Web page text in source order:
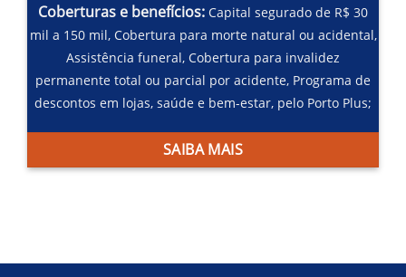
Coberturas e benefícios: Capital segurado de R$ 30
mil a 150 mil, Cobertura para morte natural ou acidental,
Assistência funeral,Cobertura para invalidez
permanente total ou parcial por acidente, Programa de
descontos em lojas, saúde e bem-estar, pelo Porto Plus;
SAIBA MAIS